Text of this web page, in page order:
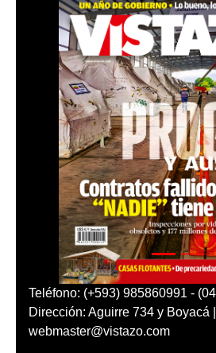
Teléfono: (+593) 985860991 -
Dirección: Aguirre 734 y Boyacá
webmaster@vistazo.com